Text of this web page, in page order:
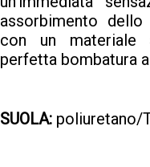
assorbimento
con un materiale
perfetta bombatura
SUOLA: poliuretano/